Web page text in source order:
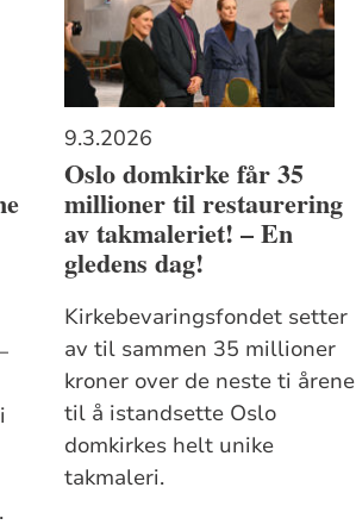
9.3.2026
Oslo domkirke får 35
millioner til restaurering
av takmaleriet! – En
gledens dag!
Kirkebevaringsfondet setter
av til sammen 35 millioner
kroner over de neste ti årene
til å istandsette Oslo
domkirkes helt unike
takmaleri.